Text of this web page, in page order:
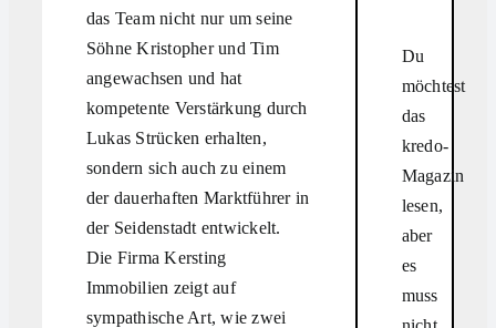
das Team nicht nur um seine
Söhne Kristopher und Tim
angewachsen und hat
kompetente Verstärkung durch
Lukas Strücken erhalten,
sondern sich auch zu einem
der dauerhaften Marktführer in
der Seidenstadt entwickelt.
Die Firma Kersting
Immobilien zeigt auf
sympathische Art, wie zwei
Du
möchtest
das
kredo-
Magazin
lesen,
aber
es
muss